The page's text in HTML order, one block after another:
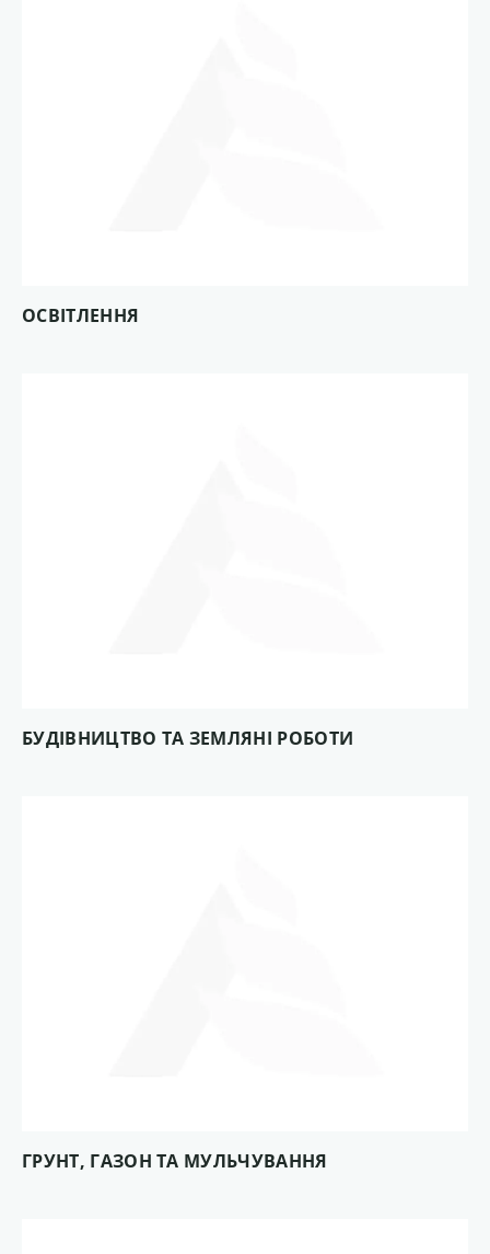
ОСВІТЛЕННЯ
БУДІВНИЦТВО ТА ЗЕМЛЯНІ РОБОТИ
ГРУНТ, ГАЗОН ТА МУЛЬЧУВАННЯ